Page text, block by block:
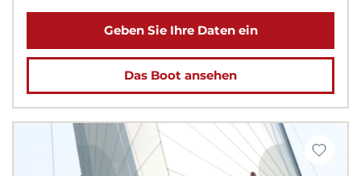
Geben Sie Ihre Daten ein
Das Boot ansehen